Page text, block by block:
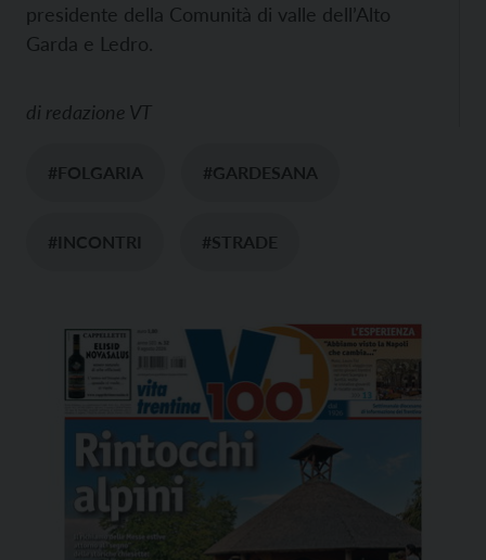
presidente della Comunità di valle dell’Alto
Garda e Ledro.
di redazione VT
#FOLGARIA #GARDESANA
#INCONTRI #STRADE